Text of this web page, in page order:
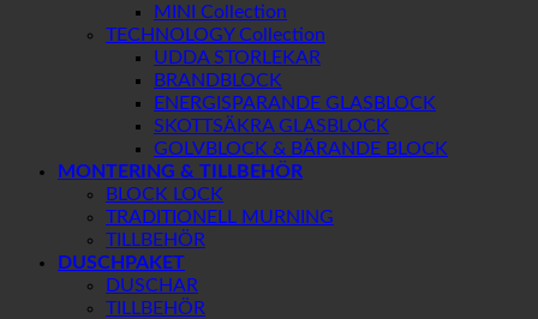
MINI Collection
TECHNOLOGY Collection
UDDA STORLEKAR
BRANDBLOCK
ENERGISPARANDE GLASBLOCK
SKOTTSÄKRA GLASBLOCK
GOLVBLOCK & BÄRANDE BLOCK
MONTERING & TILLBEHÖR
BLOCK LOCK
TRADITIONELL MURNING
TILLBEHÖR
DUSCHPAKET
DUSCHAR
TILLBEHÖR